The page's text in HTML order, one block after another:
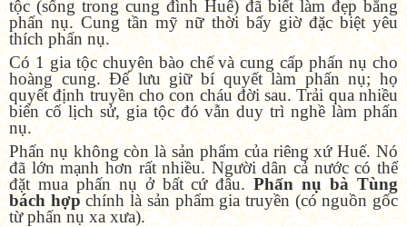
tộc (sống trong cung đình Huế) đã biết làm đẹp bằng
phấn nụ. Cung tần mỹ nữ thời bấy giờ đặc biệt yêu
thích phấn nụ.
Có 1 gia tộc chuyên bào chế và cung cấp phấn nụ cho
hoàng cung. Để lưu giữ bí quyết làm phấn nụ; họ
quyết định truyền cho con cháu đời sau. Trải qua nhiều
biến cố lịch sử, gia tộc đó vẫn duy trì nghề làm phấn
nụ.
Phấn nụ không còn là sản phẩm của riêng xứ Huế. Nó
đã lớn mạnh hơn rất nhiều. Người dân cả nước có thể
đặt mua phấn nụ ở bất cứ đâu.Phấn nụ bà Tùng
bách hợp chính là sản phẩm gia truyền (có nguồn gốc
từ phấn nụ xa xưa).